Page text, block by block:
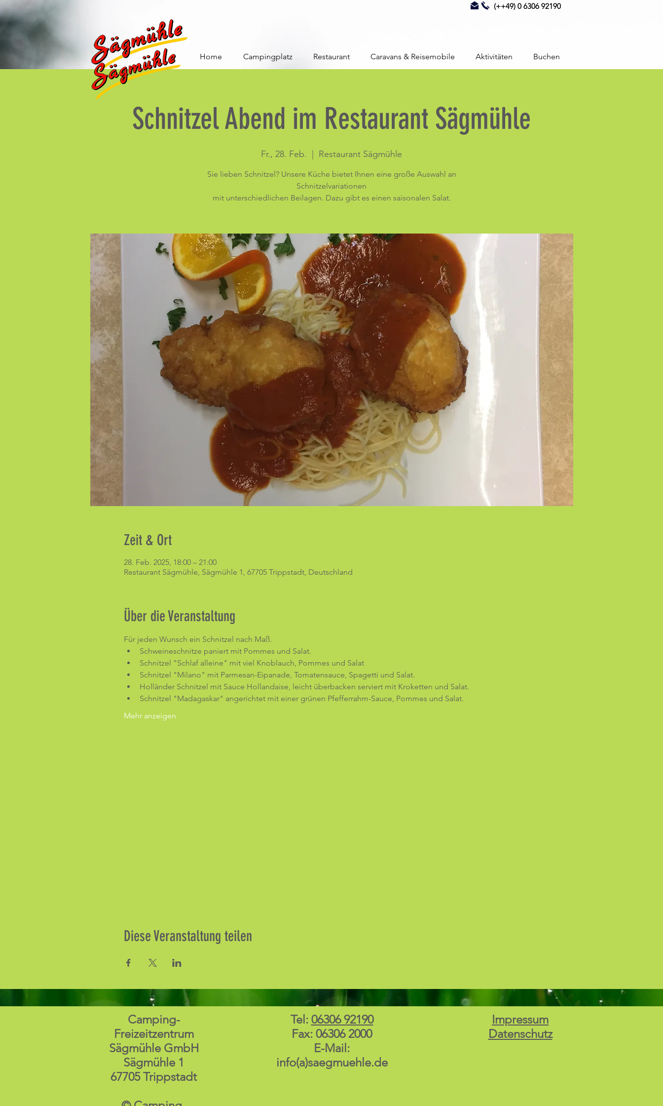
(++49) 0 6306 92190
Home Campingplatz Restaurant Caravans & Reisemobile Aktivitäten Buchen
Schnitzel Abend im Restaurant Sägmühle
Fr., 28. Feb. Restaurant Sägmühle
Sie lieben Schnitzel? Unsere Küche bietet Ihnen eine große Auswahl an
Schnitzelvariationen
mit unterschiedlichen Beilagen. Dazu gibt es einen saisonalen Salat.
Zeit & Ort
28. Feb. 2025, 18:00 – 21:00
Restaurant Sägmühle, Sägmühle 1, 67705 Trippstadt, Deutschland
Über die Veranstaltung
Für jeden Wunsch ein Schnitzel nach Maß.
Schweineschnitze paniert mit Pommes und Salat.
Schnitzel "Schlaf alleine" mit viel Knoblauch, Pommes und Salat
Schnitzel "Milano" mit Parmesan-Eipanade, Tomatensauce, Spagetti und Salat.
Holländer Schnitzel mit Sauce Hollandaise, leicht überbacken serviert mit Kroketten und Salat.
Schnitzel "Madagaskar" angerichtet mit einer grünen Pfefferrahm-Sauce, Pommes und Salat.
Mehr anzeigen
Diese Veranstaltung teilen
Camping-
Freizeitzentrum
Sägmühle GmbH
Sägmühle 1
67705 Trippstadt
Tel: 06306 92190
Fax: 06306 2000
E-Mail:
info(a)saegmuehle.de
Impressum
Datenschutz